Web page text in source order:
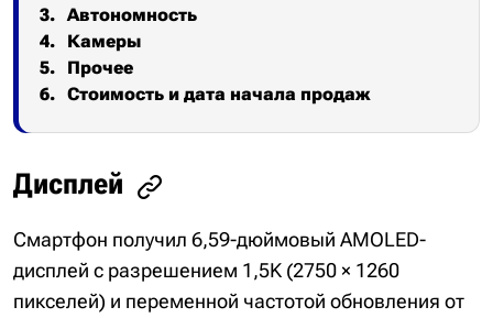
Автономность
Камеры
Прочее
Стоимость и дата начала продаж
Дисплей
Смартфон получил 6,59-дюймовый AMOLED-
дисплей с разрешением 1,5K (2750 × 1260
пикселей) и переменной частотой обновления от